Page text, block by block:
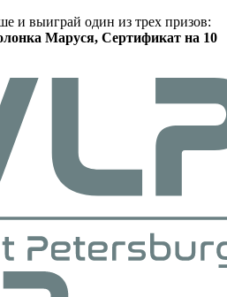
и выиграй один из трех призов:
Маруся, Сертификат на 10